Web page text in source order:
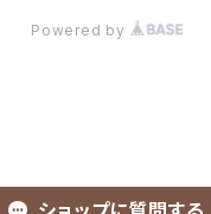
Powered by